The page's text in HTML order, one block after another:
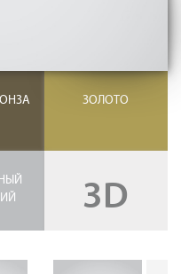
ЗОЛОТО
3D